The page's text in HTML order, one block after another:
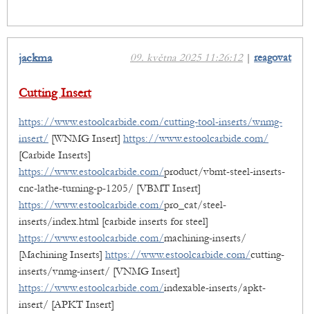
09. května 2025 11:26:12| reagovat
jackma
Cutting Insert
https://www.estoolcarbide.com/cutting-tool-inserts/wnmg-
insert/ [WNMG Insert] https://www.estoolcarbide.com/
[Carbide Inserts]
https://www.estoolcarbide.com/product/vbmt-steel-inserts-
cnc-lathe-turning-p-1205/ [VBMT Insert]
https://www.estoolcarbide.com/pro_cat/steel-
inserts/index.html [carbide inserts for steel]
https://www.estoolcarbide.com/machining-inserts/
[Machining Inserts] https://www.estoolcarbide.com/cutting-
inserts/vnmg-insert/ [VNMG Insert]
https://www.estoolcarbide.com/indexable-inserts/apkt-
insert/ [APKT Insert]